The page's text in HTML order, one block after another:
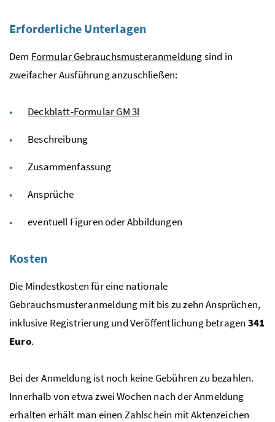
Erforderliche Unterlagen
Dem Formular Gebrauchsmusteranmeldungsind in
zweifacher Ausführung anzuschließen:
Deckblatt-Formular GM 3l
Beschreibung
Zusammenfassung
Ansprüche
eventuell Figuren oder Abbildungen
Kosten
Die Mindestkosten für eine nationale
Gebrauchsmusteranmeldung mit bis zu zehn Ansprüchen,
inklusive Registrierung und Veröffentlichung betragen 341
Euro.
Bei der Anmeldung ist noch keine Gebühren zu bezahlen.
Innerhalb von etwa zwei Wochen nach der Anmeldung
erhalten erhält man einen Zahlschein mit Aktenzeichen